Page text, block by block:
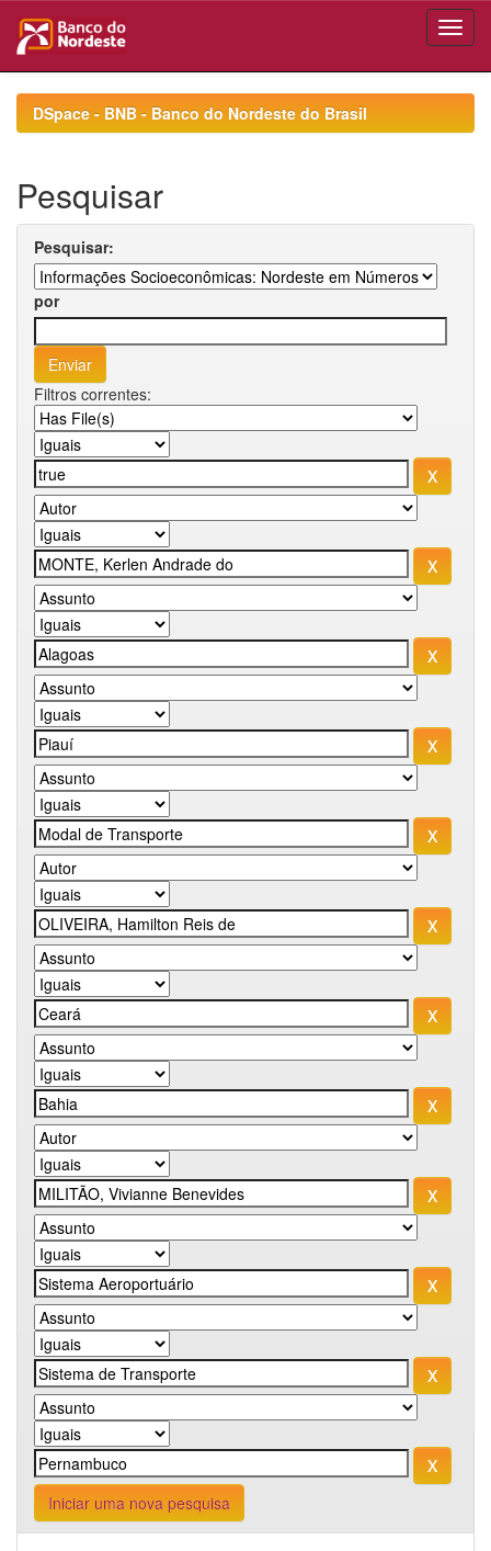
navigationDSpace - BNB - Banco do Nordeste do Brasil
Pesquisar
Pesquisar:
por
Filtros correntes:
Iniciar uma nova pesquisa